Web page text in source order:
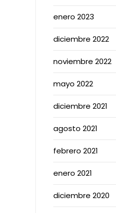
enero 2023
diciembre 2022
noviembre 2022
mayo 2022
diciembre 2021
agosto 2021
febrero 2021
enero 2021
diciembre 2020